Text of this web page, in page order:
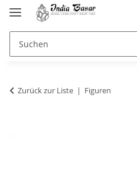
Zurück zur Liste Figuren